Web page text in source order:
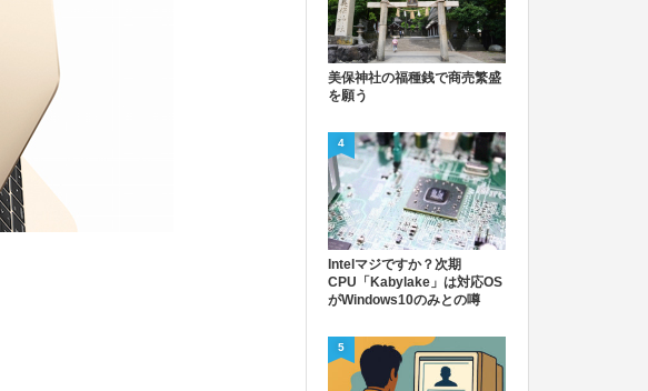
美保神社の福種銭で商売繁盛
を願う
Intelマジですか？次期
CPU「Kabylake」は対応OS
がWindows10のみとの噂
4
5